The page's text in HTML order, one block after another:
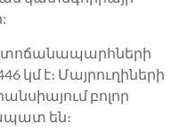
կմ է։ Մայրուղիների
բոլոր
են։